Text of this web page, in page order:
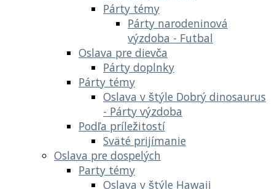
Párty témy
Párty narodeninová
výzdoba - Futbal
Oslava pre dievča
Párty doplnky
Párty témy
Oslava v štýle Dobrý dinosaurus
- Párty výzdoba
Podľa príležitostí
Sväté prijímanie
Oslava pre dospelých
Party témy
Oslava v štýle Hawaii